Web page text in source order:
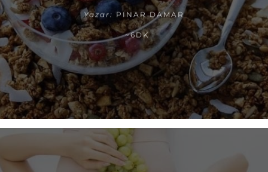
Yazar: PINAR DAMAR
~6DK